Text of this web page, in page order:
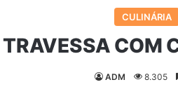
CULINÁRIA
COM
ADM 8.305